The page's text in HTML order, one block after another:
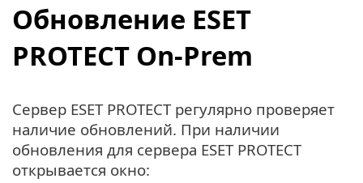
Обновление ESET
PROTECT On-Prem
Сервер ESET PROTECT регулярно проверяет
наличие обновлений. При наличии
обновления для сервера ESET PROTECT
открывается окно: